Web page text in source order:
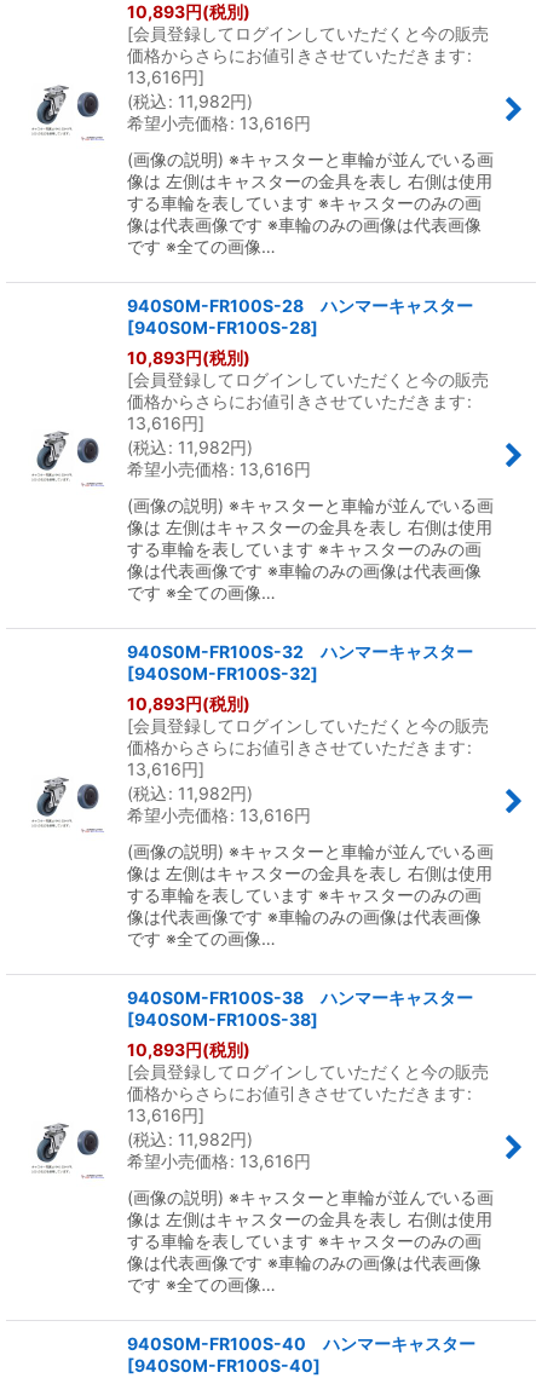
10,893円(税別)
[会員登録してログインしていただくと今の販売
価格からさらにお値引きさせていただきます:
13,616円]
(税込: 11,982円)
希望小売価格: 13,616円
(画像の説明) ※キャスターと車輪が並んでいる画
像は 左側はキャスターの金具を表し 右側は使用
する車輪を表しています ※キャスターのみの画
像は代表画像です ※車輪のみの画像は代表画像
です ※全ての画像…
940S0M-FR100S-28 ハンマーキャスター
[940S0M-FR100S-28]
10,893円(税別)
[会員登録してログインしていただくと今の販売
価格からさらにお値引きさせていただきます:
13,616円]
(税込: 11,982円)
希望小売価格: 13,616円
(画像の説明) ※キャスターと車輪が並んでいる画
像は 左側はキャスターの金具を表し 右側は使用
する車輪を表しています ※キャスターのみの画
像は代表画像です ※車輪のみの画像は代表画像
です ※全ての画像…
940S0M-FR100S-32 ハンマーキャスター
[940S0M-FR100S-32]
10,893円(税別)
[会員登録してログインしていただくと今の販売
価格からさらにお値引きさせていただきます:
13,616円]
(税込: 11,982円)
希望小売価格: 13,616円
(画像の説明) ※キャスターと車輪が並んでいる画
像は 左側はキャスターの金具を表し 右側は使用
する車輪を表しています ※キャスターのみの画
像は代表画像です ※車輪のみの画像は代表画像
です ※全ての画像…
940S0M-FR100S-38 ハンマーキャスター
[940S0M-FR100S-38]
10,893円(税別)
[会員登録してログインしていただくと今の販売
価格からさらにお値引きさせていただきます:
13,616円]
(税込: 11,982円)
希望小売価格: 13,616円
(画像の説明) ※キャスターと車輪が並んでいる画
像は 左側はキャスターの金具を表し 右側は使用
する車輪を表しています ※キャスターのみの画
像は代表画像です ※車輪のみの画像は代表画像
です ※全ての画像…
940S0M-FR100S-40 ハンマーキャスター
[940S0M-FR100S-40]